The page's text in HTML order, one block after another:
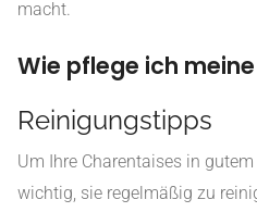
macht.
Wie pflege ich
Reinigungstipps
Um Ihre Charentaises in
wichtig, sie regelmäßig zu